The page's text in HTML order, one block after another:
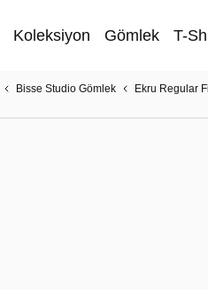
Koleksiyon Gömlek T-
Bisse Studio Gömlek Ekru Regular